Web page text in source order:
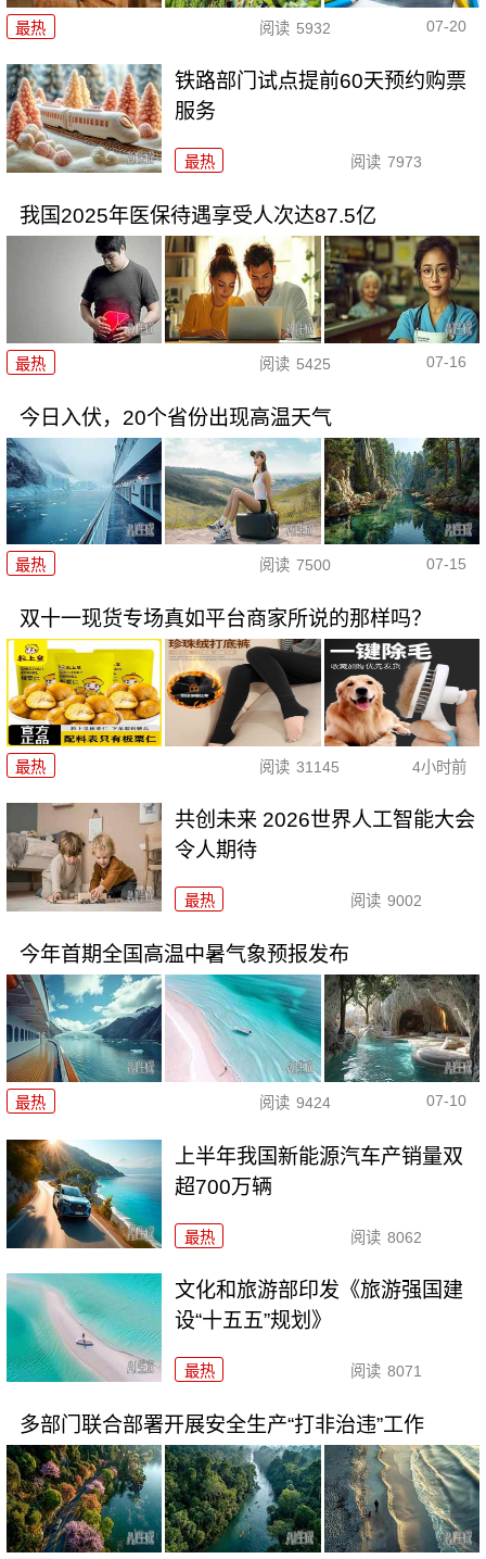
最热 阅读 5932 07-20
铁路部门试点提前60天预约购票
服务
最热 阅读 7973
我国2025年医保待遇享受人次达87.5亿
最热 阅读 5425 07-16
今日入伏，20个省份出现高温天气
最热 阅读 7500 07-15
双十一现货专场真如平台商家所说的那样吗？
最热 阅读 31145 4小时前
共创未来 2026世界人工智能大会
令人期待
最热 阅读 9002
今年首期全国高温中暑气象预报发布
最热 阅读 9424 07-10
上半年我国新能源汽车产销量双
超700万辆
最热 阅读 8062
文化和旅游部印发《旅游强国建
设“十五五”规划》
最热 阅读 8071
多部门联合部署开展安全生产“打非治违”工作